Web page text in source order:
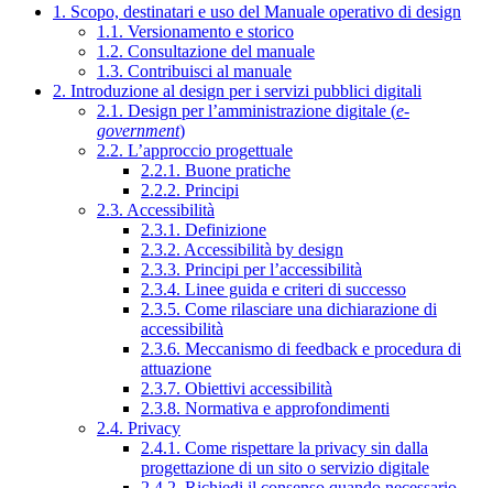
1. Scopo, destinatari e uso del Manuale operativo di design
1.1. Versionamento e storico
1.2. Consultazione del manuale
1.3. Contribuisci al manuale
2. Introduzione al design per i servizi pubblici digitali
2.1. Design per l’amministrazione digitale (e-
government)
2.2. L’approccio progettuale
2.2.1. Buone pratiche
2.2.2. Principi
2.3. Accessibilità
2.3.1. Definizione
2.3.2. Accessibilità by design
2.3.3. Principi per l’accessibilità
2.3.4. Linee guida e criteri di successo
2.3.5. Come rilasciare una dichiarazione di
accessibilità
2.3.6. Meccanismo di feedback e procedura di
attuazione
2.3.7. Obiettivi accessibilità
2.3.8. Normativa e approfondimenti
2.4. Privacy
2.4.1. Come rispettare la privacy sin dalla
progettazione di un sito o servizio digitale